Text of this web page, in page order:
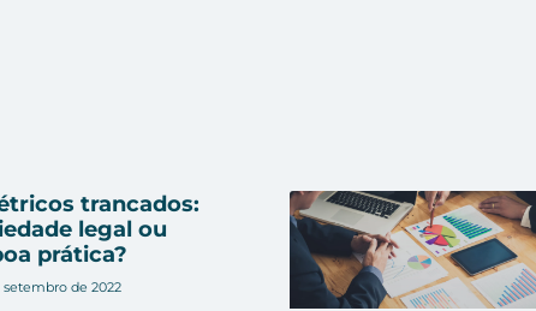
trancados:
legal ou
prática?
de 2022